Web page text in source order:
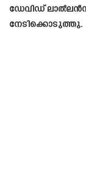
ഡേവിഡ്
നേടിക്കൊടുത്തു.